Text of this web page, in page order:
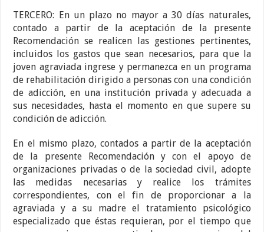
TERCERO: En un plazo no mayor a 30 días naturales,
contado a partir de la aceptación de la presente
Recomendación se realicen las gestiones pertinentes,
incluidos los gastos que sean necesarios, para que la
joven agraviada ingrese y permanezca en un programa
de rehabilitación dirigido a personas con una condición
de adicción, en una institución privada y adecuada a
sus necesidades, hasta el momento en que supere su
condición de adicción.
En el mismo plazo, contados a partir de la aceptación
de la presente Recomendación y con el apoyo de
organizaciones privadas o de la sociedad civil, adopte
las medidas necesarias y realice los trámites
correspondientes, con el fin de proporcionar a la
agraviada y a su madre el tratamiento psicológico
especializado que éstas requieran, por el tiempo que